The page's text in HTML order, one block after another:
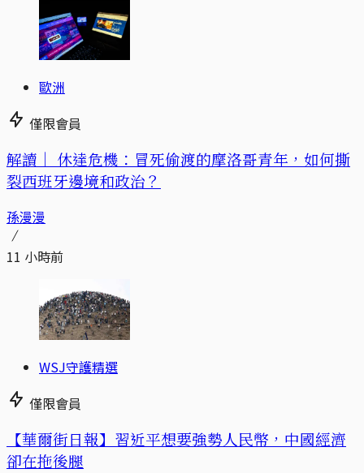
歐洲
僅限會員
解讀｜ 休達危機：冒死偷渡的摩洛哥青年，如何撕
裂西班牙邊境和政治？
孫漫漫
11 小時前
WSJ守護精選
僅限會員
【華爾街日報】習近平想要強勢人民幣，中國經濟
卻在拖後腿